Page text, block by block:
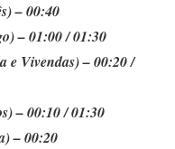
– 00:40
– 01:00 / 01:30
e Vivendas) – 00:20 /
– 00:10 / 01:30
– 00:20